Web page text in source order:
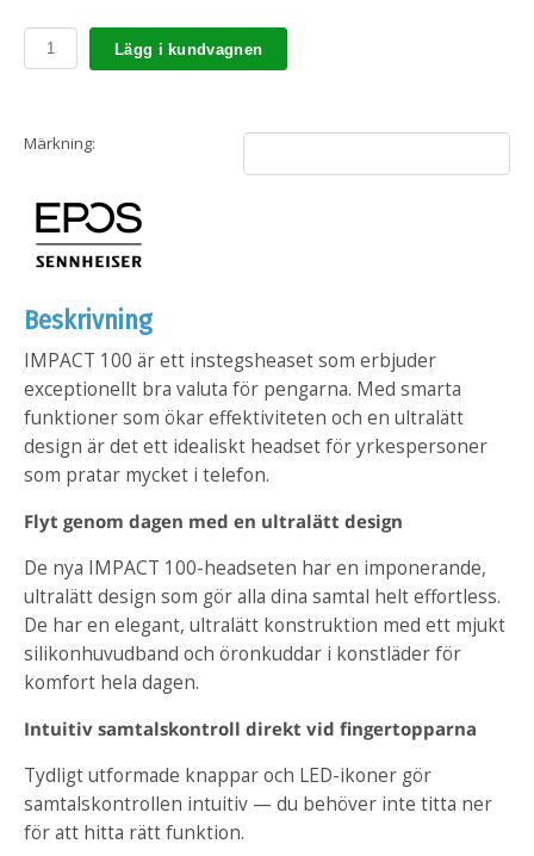
Lägg i kundvagnen
Märkning:
Beskrivning
IMPACT 100 är ett instegsheaset som erbjuder
exceptionellt bra valuta för pengarna. Med smarta
funktioner som ökar effektiviteten och en ultralätt
design är det ett idealiskt headset för yrkespersoner
som pratar mycket i telefon.
Flyt genom dagen med en ultralätt design
De nya IMPACT 100-headseten har en imponerande,
ultralätt design som gör alla dina samtal helt effortless.
De har en elegant, ultralätt konstruktion med ett mjukt
silikonhuvudband och öronkuddar i konstläder för
komfort hela dagen.
Intuitiv samtalskontroll direkt vid fingertopparna
Tydligt utformade knappar och LED-ikoner gör
samtalskontrollen intuitiv — du behöver inte titta ner
för att hitta rätt funktion.